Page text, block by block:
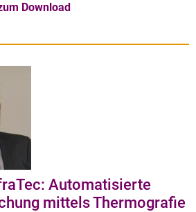
Download
Automatisierte
mittels Thermografie